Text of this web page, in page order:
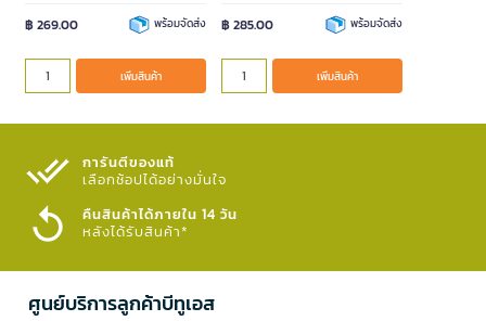
฿ 269.00 พร้อมจัดส่ง
เพิ่มสินค้า
฿ 285.00 พร้อมจัดส่ง
เพิ่มสินค้า
การันตีของแท้
เลือกช้อปได้อย่างมั่นใจ​
คืนสินค้าได้ภายใน 14 วัน
หลังได้รับสินค้า*
ศูนย์บริการลูกค้าบีทูเอส